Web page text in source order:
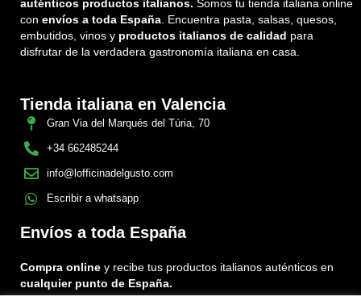
auténticos productos italianos. Somos tu tienda italiana online
con envíos a toda España . Encuentra pasta, salsas, quesos,
embutidos, vinos y productos italianos de calidad para
disfrutar de la verdadera gastronomía italiana en casa.
Tienda italiana en Valencia
Gran Via del Marqués del Túria, 70
+34 662485244
info@lofficinadelgusto.com
Escribir a whatsapp
Envíos a toda España
Compra online y recibe tus productos italianos auténticos en
cualquier punto de España.